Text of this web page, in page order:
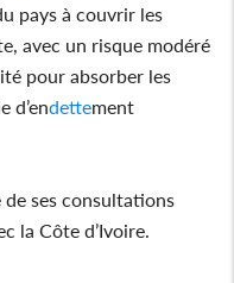
pays à couvrir les
avec un risque modéré
pour absorber les
d’endettement
de ses consultations
la Côte d’Ivoire.